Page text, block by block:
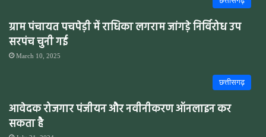
ग्राम पंचायत पचपेड़ी में राधिका लगराम जांगड़े निर्विरोध उप
सरपंच चुनी गई
March 10, 2025
छत्तीसगढ़
आवेदक रोजगार पंजीयन और नवीनीकरण ऑनलाइन कर
सकता है